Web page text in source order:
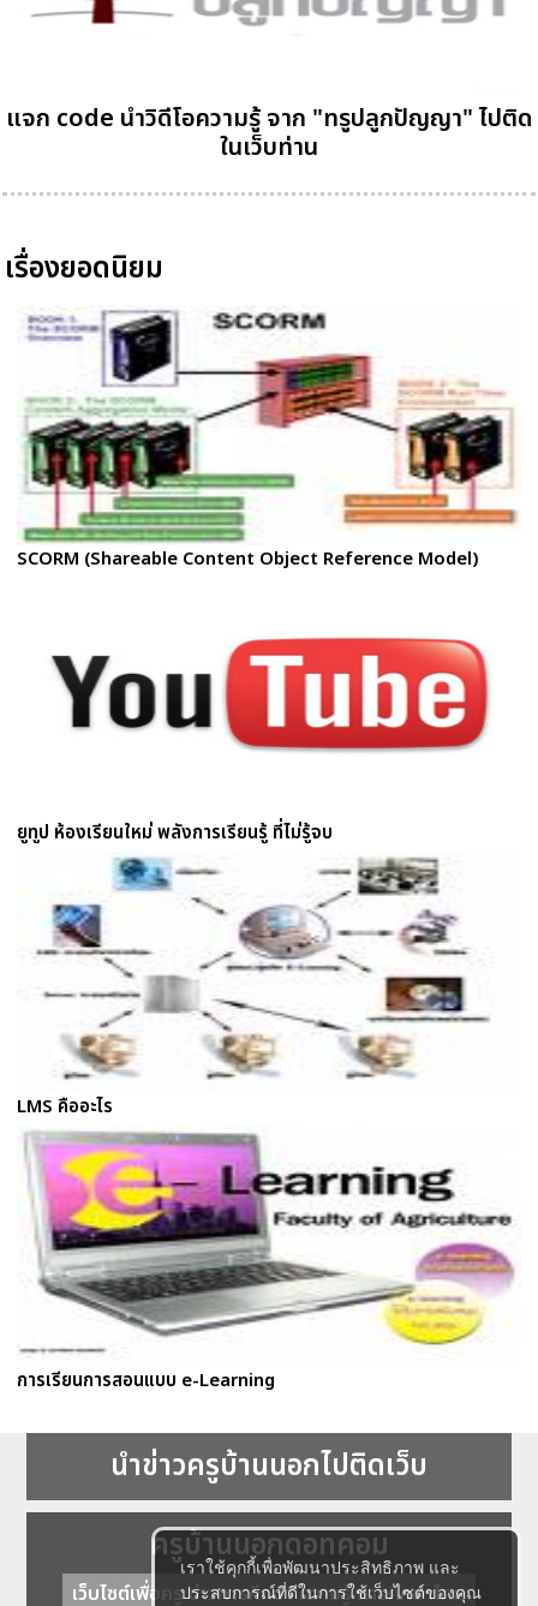
เราใช้คุกกี้เพื่อพัฒนาประสิทธิภาพ และ
ประสบการณ์ที่ดีในการใช้เว็บไซต์ของคุณ
แจก code นำวิดีโอความรู้ จาก "ทรูปลูกปัญญา" ไปติด
ในเว็บท่าน
เรื่องยอดนิยม
SCORM (Shareable Content Object Reference Model)
ยูทูป ห้องเรียนใหม่ พลังการเรียนรู้ ที่ไม่รู้จบ
LMS คืออะไร
การเรียนการสอนแบบ e-Learning
นำข่าวครูบ้านนอกไปติดเว็บ
ครูบ้านนอกดอทคอม
เว็บไซต์เพื่อครู ข่าวการศึกษา ความรู้ การศึกษาไทย